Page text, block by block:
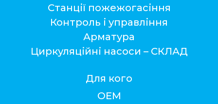
Станції пожежогасіння
Контроль і управління
Арматура
Циркуляційні насоси – СКЛАД
Для кого
ОЕМ